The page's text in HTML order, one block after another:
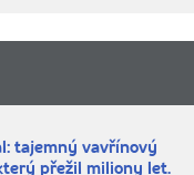
tajemný vavřínový
přežil miliony let.